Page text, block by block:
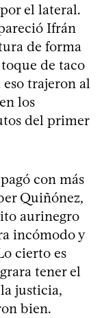
el lateral.
Ifrán
de forma
de taco
eso trajeron al
los
del primer
con más
Quiñónez,
aurinegro
incómodo y
cierto es
tener el
justicia,
bien.